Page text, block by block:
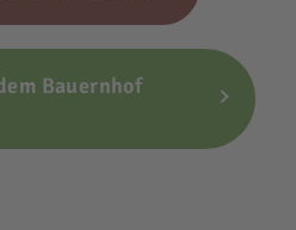
Bauernhof